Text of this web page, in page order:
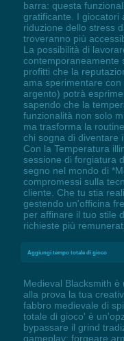
barra: questa
gratificante. I giocatori
riduzione dello stress
troveranno più
La possibilità di
contemporaneamente
profitti che la
ama sperimentare
argento) potrà
sapendo che la
funzionalità non solo
ma trasforma la
chi sogna di diventare
Con la Temperatura
sessione di forgiatura
segno nel mondo di
compromessi sulla
cliente. Che tu stia
gestendo un'officina
per affinare il tuo stile
richieste più
Aggiungi tempo totale di gioco
Medieval Blacksmith
alla prova la tua
fabbro medievale di
totale di gioco' è
bypassare il grind
gameplay: forgeare